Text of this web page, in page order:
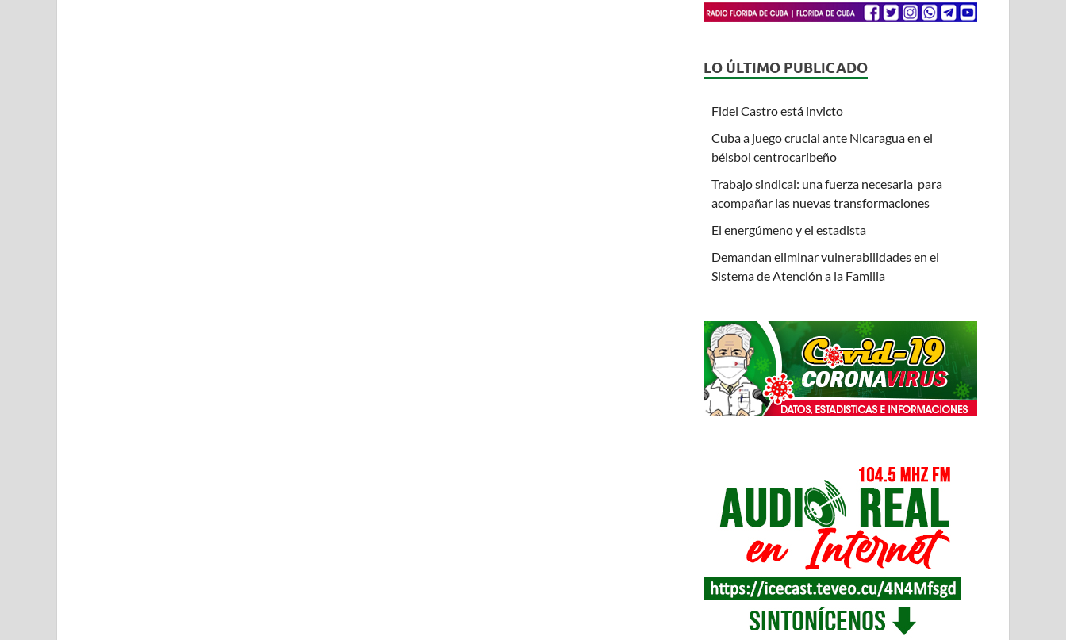
LO ÚLTIMO PUBLICADO
Fidel Castro está invicto
Cuba a juego crucial ante Nicaragua en el
béisbol centrocaribeño
Trabajo sindical: una fuerza necesaria para
acompañar las nuevas transformaciones
El energúmeno y el estadista
Demandan eliminar vulnerabilidades en el
Sistema de Atención a la Familia